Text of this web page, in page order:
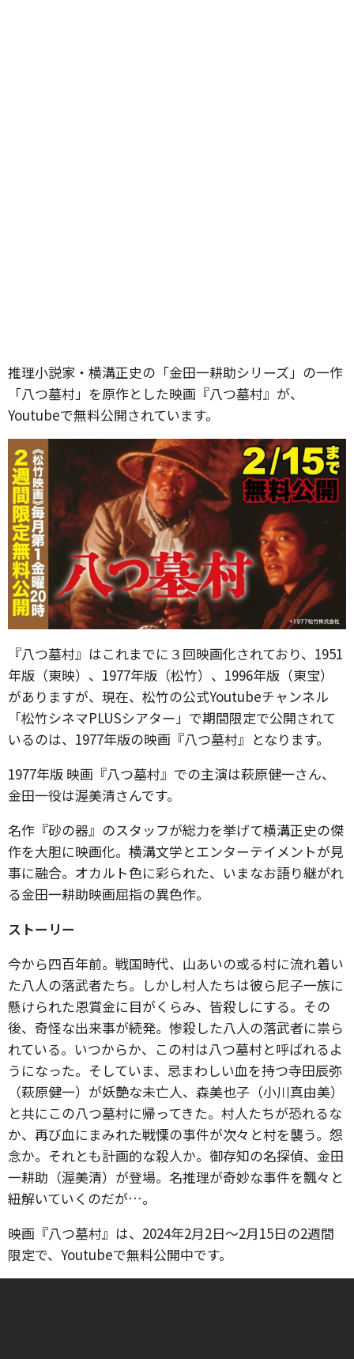
推理小説家・横溝正史の「金田一耕助シリーズ」の一作
「八つ墓村」を原作とした映画『八つ墓村』が、
Youtubeで無料公開されています。
『八つ墓村』はこれまでに３回映画化されており、1951
年版（東映）、1977年版（松竹）、1996年版（東宝）
がありますが、現在、松竹の公式Youtubeチャンネル
「松竹シネマPLUSシアター」で期間限定で公開されて
いるのは、1977年版の映画『八つ墓村』となります。
1977年版 映画『八つ墓村』での主演は萩原健一さん、
金田一役は渥美清さんです。
名作『砂の器』のスタッフが総力を挙げて横溝正史の傑
作を大胆に映画化。横溝文学とエンターテイメントが見
事に融合。オカルト色に彩られた、いまなお語り継がれ
る金田一耕助映画屈指の異色作。
ストーリー
今から四百年前。戦国時代、山あいの或る村に流れ着い
た八人の落武者たち。しかし村人たちは彼ら尼子一族に
懸けられた恩賞金に目がくらみ、皆殺しにする。その
後、奇怪な出来事が続発。惨殺した八人の落武者に祟ら
れている。いつからか、この村は八つ墓村と呼ばれるよ
うになった。そしていま、忌まわしい血を持つ寺田辰弥
（萩原健一）が妖艶な未亡人、森美也子（小川真由美）
と共にこの八つ墓村に帰ってきた。村人たちが恐れるな
か、再び血にまみれた戦慄の事件が次々と村を襲う。怨
念か。それとも計画的な殺人か。御存知の名探偵、金田
一耕助（渥美清）が登場。名推理が奇妙な事件を飄々と
紐解いていくのだが…。
映画『八つ墓村』は、2024年2月2日～2月15日の2週間
限定で、Youtubeで無料公開中です。